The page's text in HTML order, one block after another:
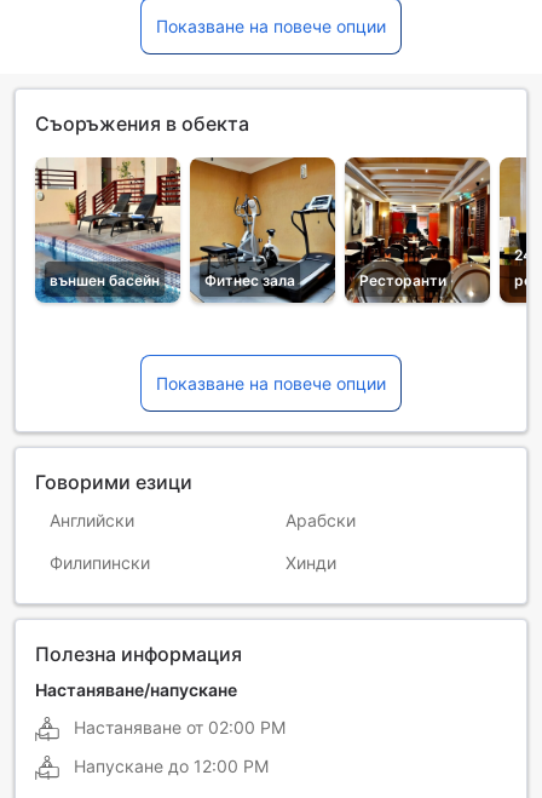
Показване на повече опции
Съоръжения в обекта
външен басейн Фитнес зала Ресторанти
24-
Показване на повече опции
Говорими езици
Английски Арабски
Филипински Хинди
Полезна информация
Настаняване/напускане
Настаняване от 02:00 PM
Напускане до 12:00 PM